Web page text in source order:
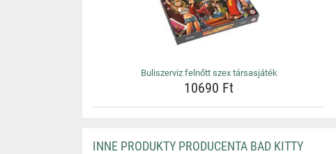
Buliszerviz felnőtt szex társasjáték
10690 Ft
INNE PRODUKTY PRODUCENTA BAD KITTY